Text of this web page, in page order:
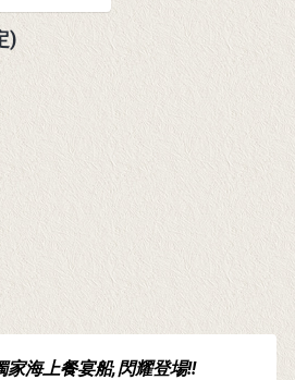
)
家海上餐宴船,閃耀登場!!